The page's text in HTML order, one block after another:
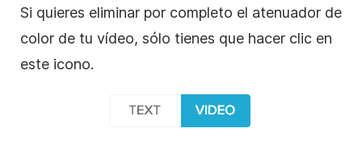
Si quieres eliminar por completo el atenuador de
color de tu vídeo, sólo tienes que hacer clic en
este icono.